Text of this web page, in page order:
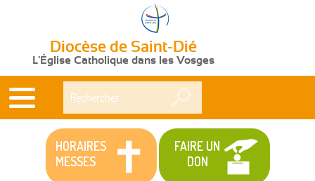
Diocèse de Saint-Dié
L'Église Catholique dans les Vosges
HORAIRES
MESSES
FAIRE UN
DON